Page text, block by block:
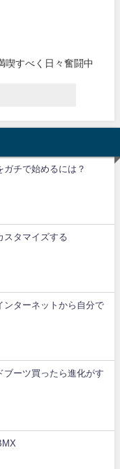
喫すべく日々奮闘中
ガチで始めるには？
スタマイズする
ンターネットから自分で
ブーツ買ったら進化がす